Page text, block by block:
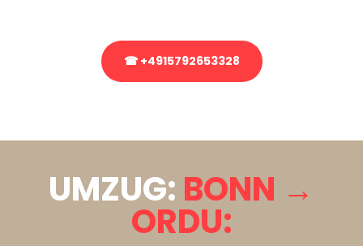
☎ +4915792653328
UMZUG: BONN →
ORDU: